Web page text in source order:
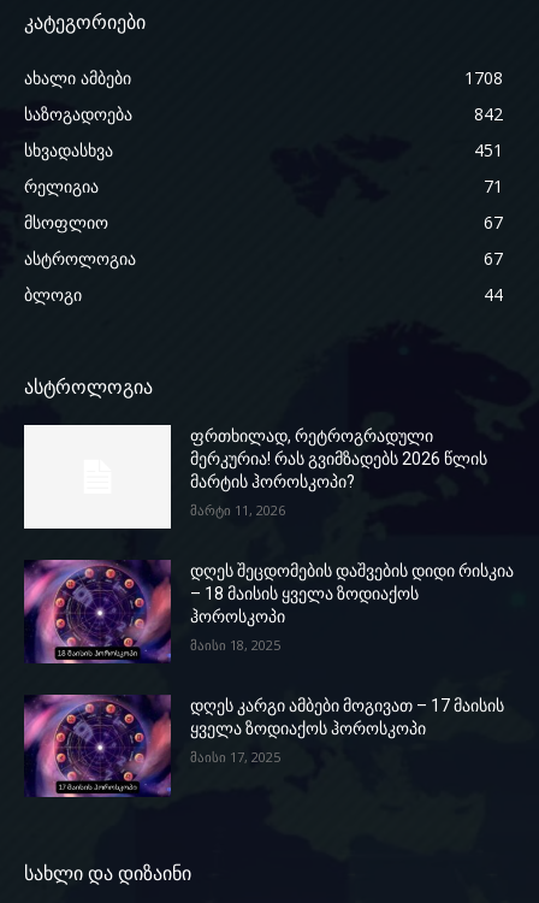
კატეგორიები
ახალი ამბები
1708
საზოგადოება
842
სხვადასხვა
451
რელიგია
71
მსოფლიო
67
ასტროლოგია
67
ბლოგი
44
ასტროლოგია
ფრთხილად, რეტროგრადული
მერკურია! რას გვიმზადებს 2026 წლის
მარტის ჰოროსკოპი?
მარტი 11, 2026
დღეს შეცდომების დაშვების დიდი რისკია
– 18 მაისის ყველა ზოდიაქოს
ჰოროსკოპი
მაისი 18, 2025
დღეს კარგი ამბები მოგივათ – 17 მაისის
ყველა ზოდიაქოს ჰოროსკოპი
მაისი 17, 2025
სახლი და დიზაინი